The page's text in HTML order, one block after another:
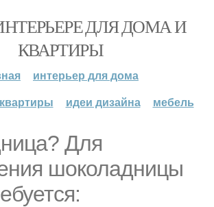
ДЛЯ ДОМА И
КВАРТИРЫ
интерьер для дома
идеи дизайна мебель
Для
шоколадницы